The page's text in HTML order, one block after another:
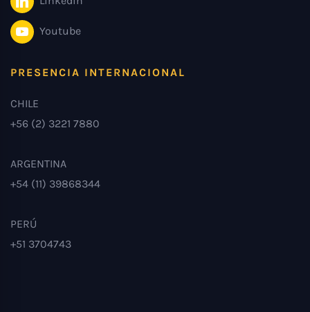
Youtube
PRESENCIA INTERNACIONAL
CHILE
+56 (2) 3221 7880
ARGENTINA
+54 (11) 39868344
PERÚ
+51 3704743